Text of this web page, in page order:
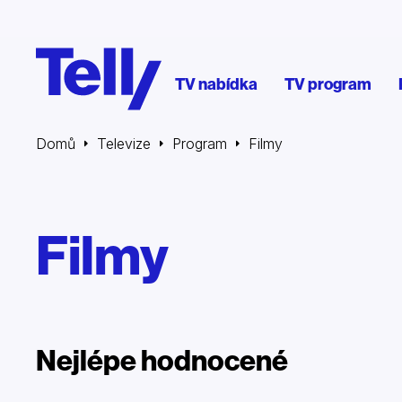
TV nabídka TV program
Domů Televize Program Filmy
Filmy
Nejlépe hodnocené